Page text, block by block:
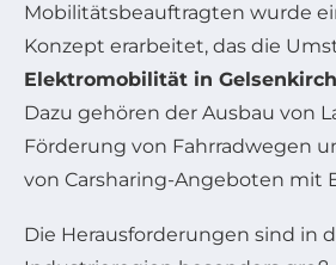
Mobilitätsbeauftragten wurde
Konzept erarbeitet, das die
Elektromobilität in
Dazu gehören der Ausbau von
Förderung von Fahrradwegen
von Carsharing-Angeboten mit
Die Herausforderungen sind in